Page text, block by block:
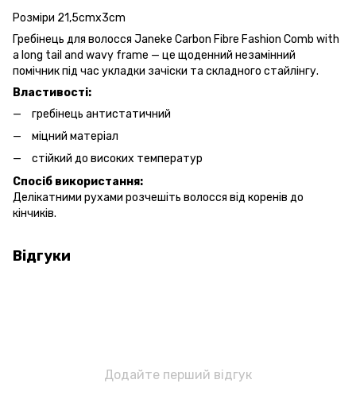
Розміри 21,5cmx3cm
Гребінець для волосся Janeke Carbon Fibre Fashion Comb with
a long tail and wavy frame — це щоденний незамінний
помічник під час укладки зачіски та складного стайлінгу.
Властивості:
гребінець антистатичний
міцний матеріал
стійкий до високих температур
Спосіб використання:
Делікатними рухами розчешіть волосся від коренів до
кінчиків.
Відгуки
Додайте перший відгук